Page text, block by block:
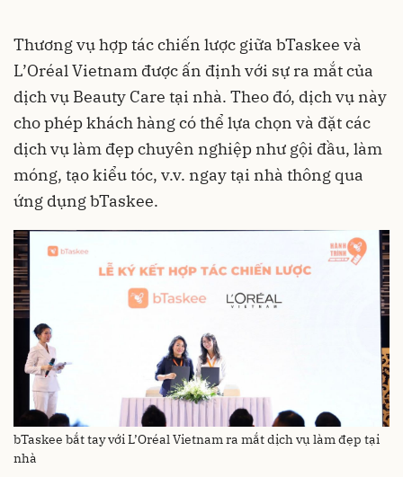
Thương vụ hợp tác chiến lược giữa bTaskee và
L’Oréal Vietnam được ấn định với sự ra mắt của
dịch vụ Beauty Care tại nhà. Theo đó, dịch vụ này
cho phép khách hàng có thể lựa chọn và đặt các
dịch vụ làm đẹp chuyên nghiệp như gội đầu, làm
móng, tạo kiểu tóc, v.v. ngay tại nhà thông qua
ứng dụng bTaskee.
bTaskee bắt tay với L’Oréal Vietnam ra mắt dịch vụ làm đẹp tại
nhà